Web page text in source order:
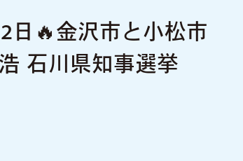
日🔥金沢市と小松市
石川県知事選挙